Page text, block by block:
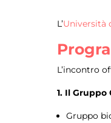
L’Università
L’incontro
1. Il Gruppo
Gruppo